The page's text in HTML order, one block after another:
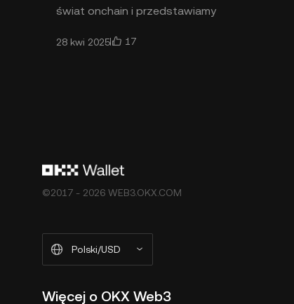
świat onchain i przedstawiamy
— Twoje miejsce dostępu do mili
28 kwi 2025 17
©2017 - 2026 WEB3.OKX.COM
Polski/USD
Więcej o OKX Web3